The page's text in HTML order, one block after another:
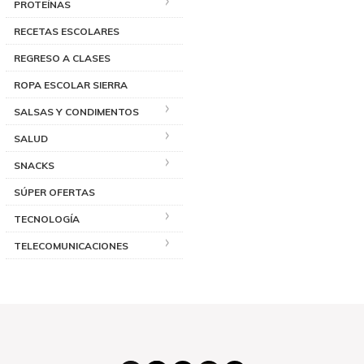
PROTEÍNAS
RECETAS ESCOLARES
REGRESO A CLASES
ROPA ESCOLAR SIERRA
SALSAS Y CONDIMENTOS
SALUD
SNACKS
SÚPER OFERTAS
TECNOLOGÍA
TELECOMUNICACIONES